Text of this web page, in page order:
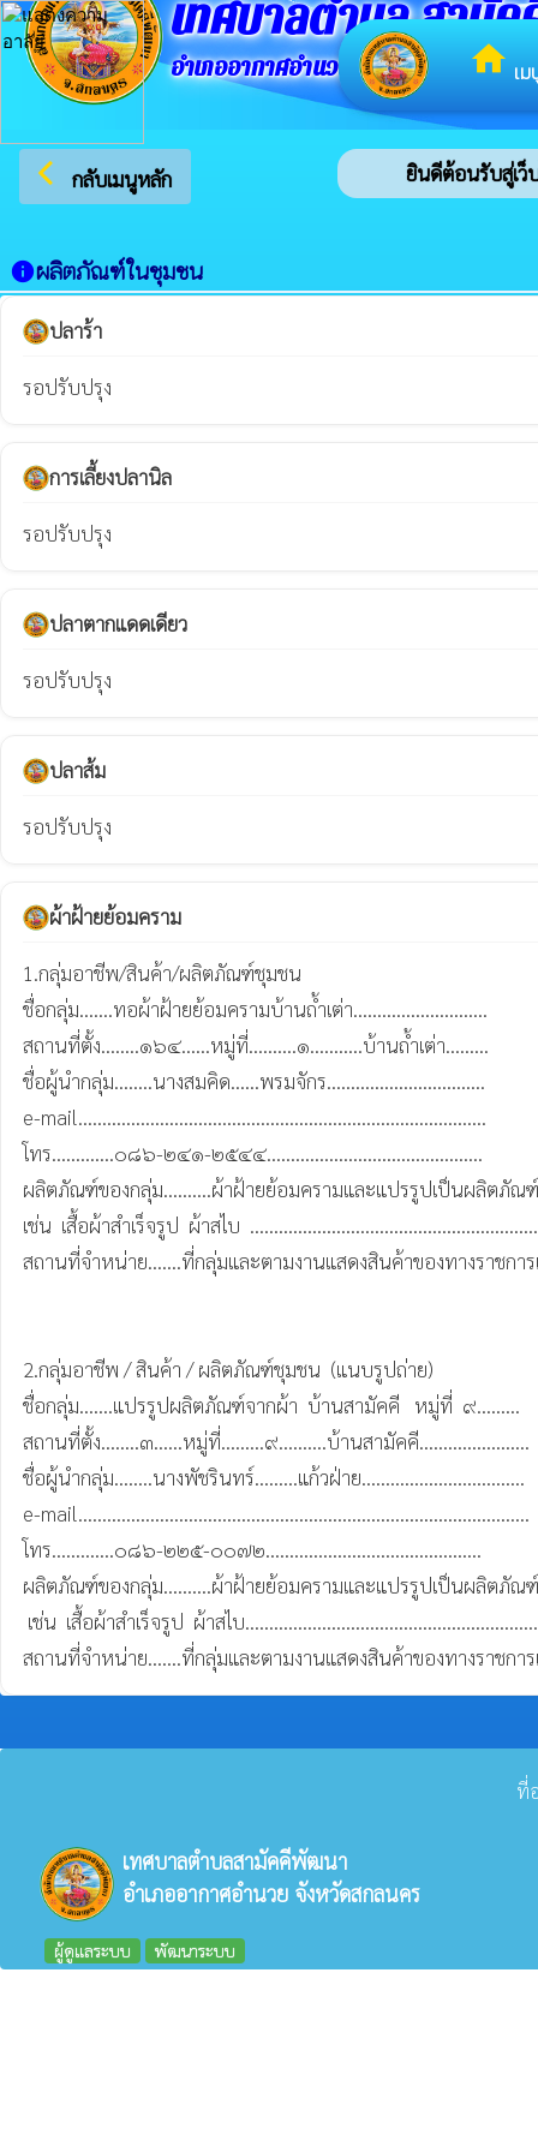
homeเ
เทศบาลตำบล สามั
อำเภออากาศอำนวย จังหวัดสกลนคร
arrow_back_ios กลับเมนูหลัก ยินดีต้อนรับสู่เว็
infoผลิตภัณฑ์ในชุมชน
ปลาร้า
รอปรับปรุง
การเลี้ยงปลานิล
รอปรับปรุง
ปลาตากแดดเดียว
รอปรับปรุง
ปลาส้ม
รอปรับปรุง
ผ้าฝ้ายย้อมคราม
1.กลุ่มอาชีพ/สินค้า/ผลิตภัณฑ์ชุมชน
ชื่อกลุ่ม.......ทอผ้าฝ้ายย้อมครามบ้านถ้ำเต่า............................
สถานที่ตั้ง........๑๖๔......หมู่ที่..........๑...........บ้านถ้ำเต่า.........
ชื่อผู้นำกลุ่ม........นางสมคิด......พรมจักร.................................
e-mail………………………………………………………………………….
โทร.............๐๘๖-๒๔๑-๒๕๔๔.............................................
ผลิตภัณฑ์ของกลุ่ม..........ผ้าฝ้ายย้อมครามและแปรรูปเป็นผลิตภัณ
เช่น  เสื้อผ้าสำเร็จรูป  ผ้าสไบ
สถานที่จำหน่าย.......ที่กลุ่มและตามงานแสดงสินค้าของทางราชกา
2.กลุ่มอาชีพ / สินค้า / ผลิตภัณฑ์ชุมชน  (แนบรูปถ่าย)
ชื่อกลุ่ม.......แปรรูปผลิตภัณฑ์จากผ้า  บ้านสามัคคี   หมู่ที่  ๙.........
สถานที่ตั้ง........๓......หมู่ที่.........๙..........บ้านสามัคคี.......................
ชื่อผู้นำกลุ่ม........นางพัชรินทร์.........แก้วฝ่าย..................................
e-mail…………………………………………………………….........…………….
โทร.............๐๘๖-๒๒๕-๐๐๗๒.............................................
ผลิตภัณฑ์ของกลุ่ม..........ผ้าฝ้ายย้อมครามและแปรรูปเป็นผลิตภัณ
สถานที่จำหน่าย.......ที่กลุ่มและตามงานแสดงสินค้าของทางราชกา
ที่
เทศบาลตำบลสามัคคีพัฒนา
อำเภออากาศอำนวย จังหวัดสกลนคร
ผู้ดูแลระบบ พัฒนาระบบ